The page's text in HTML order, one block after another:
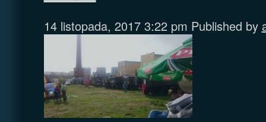
14 listopada, 2017 3:22 pm Published by